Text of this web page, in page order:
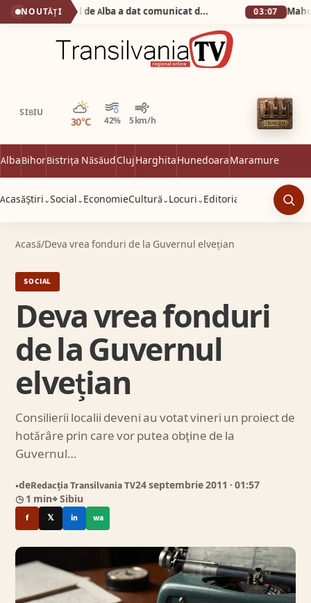
NOUTĂȚI Știrea zilei! Prefectul de Alba a dat comunicat de presǎ cǎ s-a întâlnit cu… nevastă-sa la…Prefecturǎ! 03:07
SIBIU
30°C 42% 5 km/h
Parțial noros
AlbaBihorBistrița NăsăudClujHarghitaHunedoaraMaramureș
AcasăȘtiri ⌄Social ⌄ EconomieCultură ⌄ Locuri ⌄ Editorial
Acasă/Deva vrea fonduri de la Guvernul elvețian
SOCIAL
Deva vrea fonduri
de la Guvernul
elvețian
Consilierii localii deveni au votat vineri un proiect de
hotărâre prin care vor putea obţine de la
Guvernul…
●deRedacția Transilvania TV24 septembrie 2011 · 01:57
◷ 1 min⌖ Sibiu
f 𝕏 in wa